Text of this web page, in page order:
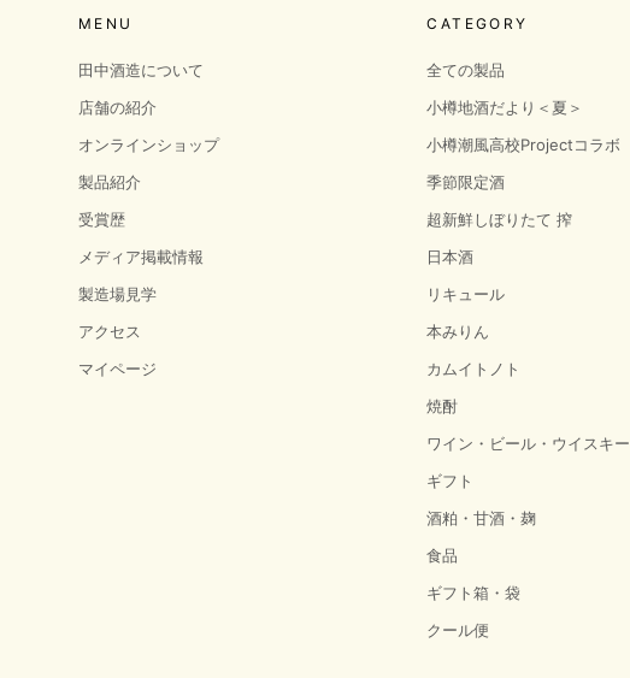
MENU
田中酒造について
店舗の紹介
オンラインショップ
製品紹介
受賞歴
メディア掲載情報
製造場見学
アクセス
マイページ
CATEGORY
全ての製品
小樽地酒だより＜夏＞
小樽潮風高校Projectコラボ
季節限定酒
超新鮮しぼりたて 搾
日本酒
リキュール
本みりん
カムイトノト
焼酎
ワイン・ビール・ウイスキー
ギフト
酒粕・甘酒・麹
食品
ギフト箱・袋
クール便